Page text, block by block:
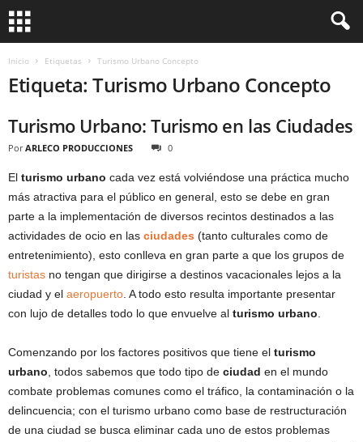
Inicio Etiquetas Turismo Urbano Concepto
Etiqueta: Turismo Urbano Concepto
Turismo Urbano: Turismo en las Ciudades
Por ARLECO PRODUCCIONES 0
El turismo urbano cada vez está volviéndose una práctica mucho
más atractiva para el público en general, esto se debe en gran
parte a la implementación de diversos recintos destinados a las
actividades de ocio en las ciudades (tanto culturales como de
entretenimiento), esto conlleva en gran parte a que los grupos de
turistas no tengan que dirigirse a destinos vacacionales lejos a la
ciudad y el aeropuerto . A todo esto resulta importante presentar
con lujo de detalles todo lo que envuelve al turismo urbano
Comenzando por los factores positivos que tiene el turismo
urbano , todos sabemos que todo tipo de ciudad en el mundo
combate problemas comunes como el tráfico, la contaminación o la
delincuencia; con el turismo urbano como base de restructuración
de una ciudad se busca eliminar cada uno de estos problemas